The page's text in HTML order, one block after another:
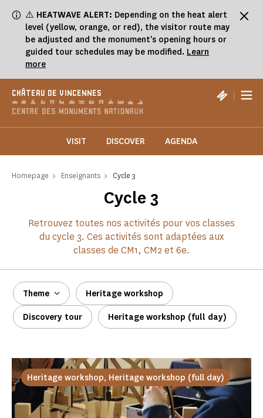
⚠️ HEATWAVE ALERT: Depending on the heat alert
level (yellow, orange, or red), the visitor route may
be adjusted and the monument's opening hours or
guided tour schedules may be modified. Learn
more
CHÂTEAU DE VINCENNES |
VISIT DISCOVER AGENDA
Homepage Enseignants Cycle 3
Cycle 3
Retrouvez toutes nos activités pour vos classes
du cycle 3. Ces activités sont adaptées aux
classes de CM1, CM2 et 6e.
Theme Heritage workshop
Discovery tour Heritage workshop (full day)
Heritage workshop, Heritage workshop (full day)